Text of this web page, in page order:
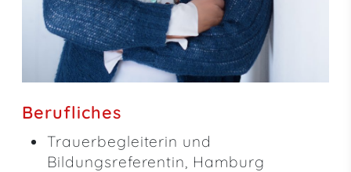
Berufliches
Trauerbegleiterin und
Bildungsreferentin, Hamburg